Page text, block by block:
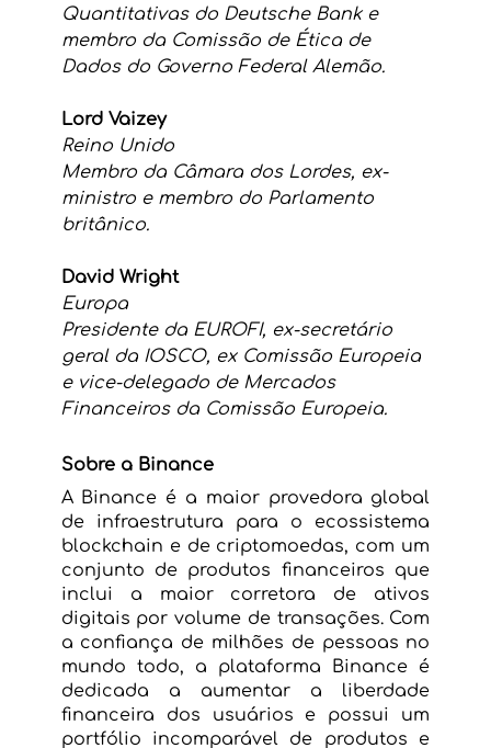
Quantitativas do Deutsche Bank e
membro da Comissão de Ética de
Dados do Governo Federal Alemão.
Lord Vaizey
Reino Unido
Membro da Câmara dos Lordes, ex-
ministro e membro do Parlamento
britânico.
David Wright
Europa
Presidente da EUROFI, ex-secretário
geral da IOSCO, ex Comissão Europeia
e vice-delegado de Mercados
Financeiros da Comissão Europeia.
Sobre a Binance
A Binance é a maior provedora global
de infraestrutura para o ecossistema
blockchain e de criptomoedas, com um
conjunto de produtos financeiros que
inclui a maior corretora de ativos
digitais por volume de transações. Com
a confiança de milhões de pessoas no
mundo todo, a plataforma Binance é
dedicada a aumentar a liberdade
financeira dos usuários e possui um
portfólio incomparável de produtos e